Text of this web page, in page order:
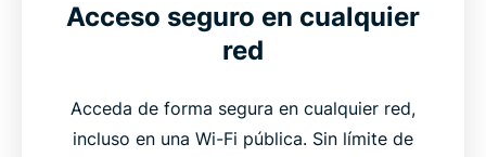
Acceso seguro en cualquier
red
Acceda de forma segura en cualquier red,
incluso en una Wi-Fi pública. Sin límite de